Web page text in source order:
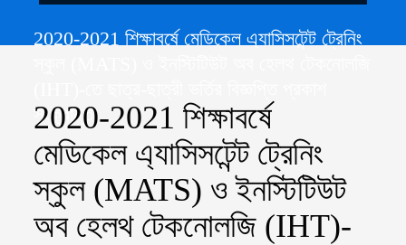
2020-2021 শিক্ষাবর্ষে মেডিকেল এ্যাসিসটেন্ট ট্রেনিং
সংক্রান্ত
2020-2021 শিক্ষাবর্ষে
মেডিকেল এ্যাসিসটেন্ট ট্রেনিং
স্কুল (MATS) ও ইনস্টিটিউট
অব হেলথ টেকনোলজি (IHT)-